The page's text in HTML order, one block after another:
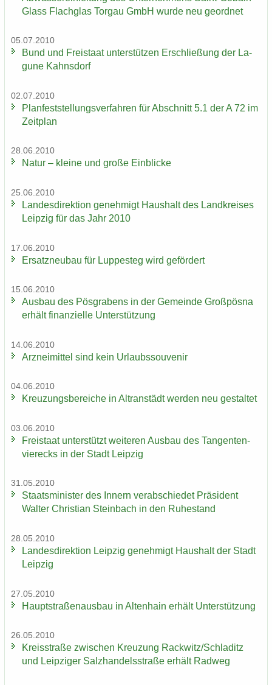
Glass Flach­glas Tor­gau GmbH wurde neu ge­ord­net
05.07.2010
Bund und Frei­staat un­ter­stüt­zen Er­schlie­ßung der La­
gu­ne Kahns­dorf
02.07.2010
Plan­fest­stel­lungs­ver­fah­ren für Ab­schnitt 5.1 der A 72 im
Zeit­plan
28.06.2010
Natur – klei­ne und große Ein­bli­cke
25.06.2010
Lan­des­di­rek­ti­on ge­neh­migt Haus­halt des Land­krei­ses
Leip­zig für das Jahr 2010
17.06.2010
Er­satz­neu­bau für Lup­pe­steg wird ge­för­dert
15.06.2010
Aus­bau des Pös­gra­bens in der Ge­mein­de Groß­pös­na
er­hält fi­nan­zi­el­le Un­ter­stüt­zung
14.06.2010
Arz­nei­mit­tel sind kein Ur­laubs­sou­ve­nir
04.06.2010
Kreu­zungs­be­rei­che in Altran­städt wer­den neu ge­stal­tet
03.06.2010
Frei­staat un­ter­stützt wei­te­ren Aus­bau des Tan­gen­ten­
vier­ecks in der Stadt Leip­zig
31.05.2010
Staats­mi­nis­ter des In­nern ver­ab­schie­det Prä­si­dent
Wal­ter Chris­ti­an Stein­bach in den Ru­he­stand
28.05.2010
Lan­des­di­rek­ti­on Leip­zig ge­neh­migt Haus­halt der Stadt
Leip­zig
27.05.2010
Haupt­stra­ßen­aus­bau in Al­ten­hain er­hält Un­ter­stüt­zung
26.05.2010
Kreis­stra­ße zwi­schen Kreu­zung Rack­witz/Schla­ditz
und Leip­zi­ger Salz­han­dels­stra­ße er­hält Rad­weg